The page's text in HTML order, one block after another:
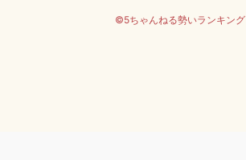
©5ちゃんねる勢いランキング